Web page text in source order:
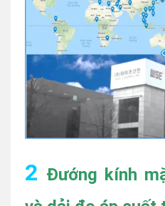
2 Đướng kính